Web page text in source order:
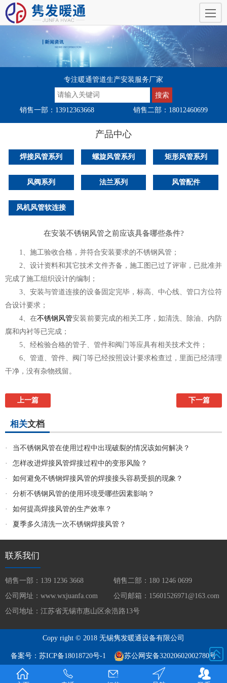
专注暖通管道生产安装服务厂家
销售一部：13912363668 销售二部：18012460699
产品中心
焊接风管系列 螺旋风管系列 矩形风管系列
风阀系列 法兰系列 风管配件
风机风管软连接
在安装不锈钢风管之前应该具备哪些条件?
1、施工验收合格，并符合安装要求的不锈钢风管；
2、设计资料和其它技术文件齐备，施工图已过了评审，已批准并
完成了施工组织设计的编制；
3、安装与管道连接的设备固定完毕，标高、中心线、管口方位符
合设计要求；
4、在不锈钢风管安装前要完成的相关工序，如清洗、除油、内防
腐和内衬等已完成；
5、经检验合格的管子、管件和阀门等应具有相关技术文件；
6、管道、管件、阀门等已经按照设计要求检查过，里面已经清理
干净，没有杂物残留。
上一篇 下一篇
相关文档
·
当不锈钢风管在使用过程中出现破裂的情况该如何解决？
·
怎样改进焊接风管焊接过程中的变形风险？
·
如何避免不锈钢焊接风管的焊接接头容易受损的现象？
·
分析不锈钢风管的使用环境受哪些因素影响？
·
如何提高焊接风管的生产效率？
·
夏季多久清洗一次不锈钢焊接风管？
联系我们
销售一部：139 1236 3668
销售二部：180 1246 0699
公司网址：www.wxjuanfa.com
公司邮箱：15601526971@163.com
公司地址：江苏省无锡市惠山区余浩路13号
Copy right © 2018 无锡隽发暖通设备有限公司
备案号： 苏ICP备18018720号-1 苏公网安备32020602002780号